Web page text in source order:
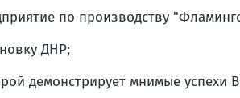
по производству
ДНР;
демонстрирует мнимые успехи